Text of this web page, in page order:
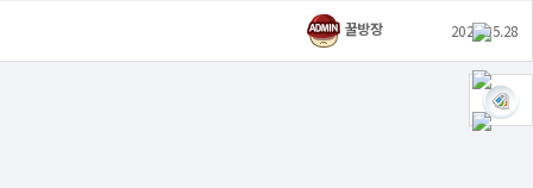
꿀방장 2021.05.28